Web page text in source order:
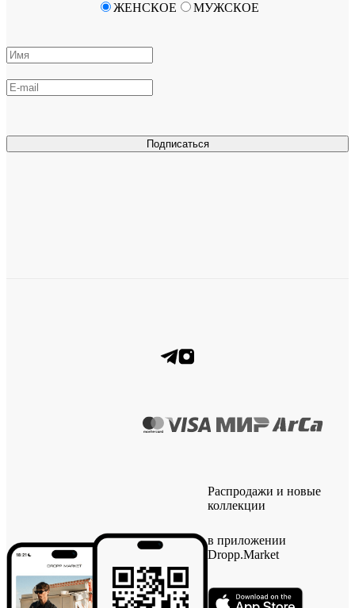
Подписаться
ЖЕНСКОЕ МУЖСКОЕ
Распродажи и новые
коллекции
в приложении
Dropp.Market